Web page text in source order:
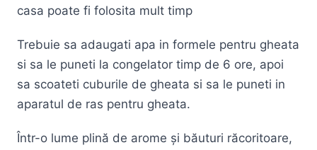
casa poate fi folosita mult timp
Trebuie sa adaugati apa in formele pentru gheata
si sa le puneti la congelator timp de 6 ore, apoi
sa scoateti cuburile de gheata si sa le puneti in
aparatul de ras pentru gheata.
Într-o lume plină de arome și băuturi răcoritoare,